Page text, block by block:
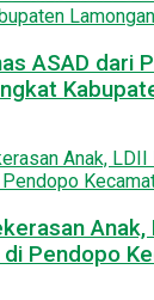
ASAD dari
Anak,
Pendopo